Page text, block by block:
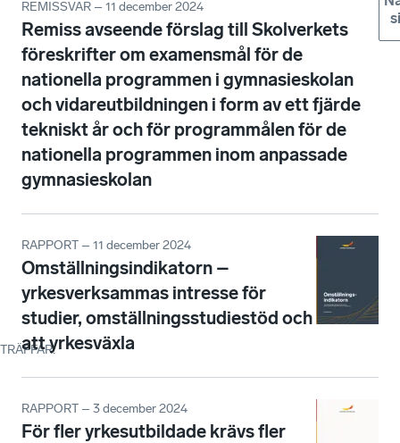
TRÄFFAR:
REMISSVAR – 11 december 2024
Remiss avseende förslag till Skolverkets
föreskrifter om examensmål för de
nationella programmen i gymnasieskolan
och vidareutbildningen i form av ett fjärde
tekniskt år och för programmålen för de
nationella programmen inom anpassade
gymnasieskolan
RAPPORT – 11 december 2024
Omställningsindikatorn –
yrkesverksammas intresse för
studier, omställningsstudiestöd och
att yrkesväxla
RAPPORT – 3 december 2024
För fler yrkesutbildade krävs fler